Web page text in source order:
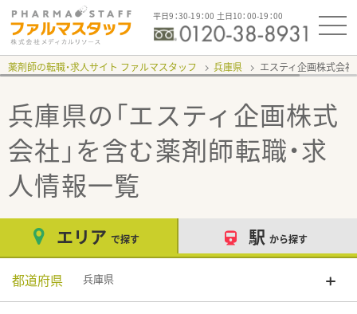
平日9：30-19：00 土日10：00-19：00
薬剤師の転職・求人サイト ファルマスタッフ 兵庫県 エスティ企画株式会社
兵庫県の「エスティ企画株式
会社」 を含む薬剤師転職・求
人情報一覧
エリア で探す 駅 から探す
都道府県 兵庫県